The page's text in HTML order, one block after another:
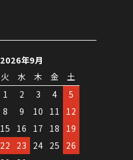
2026年9月
火 水 木 金
土
1
2 3 4
5
8 9 10 11
12
15 16 17 18
19
22 23 24 25
26